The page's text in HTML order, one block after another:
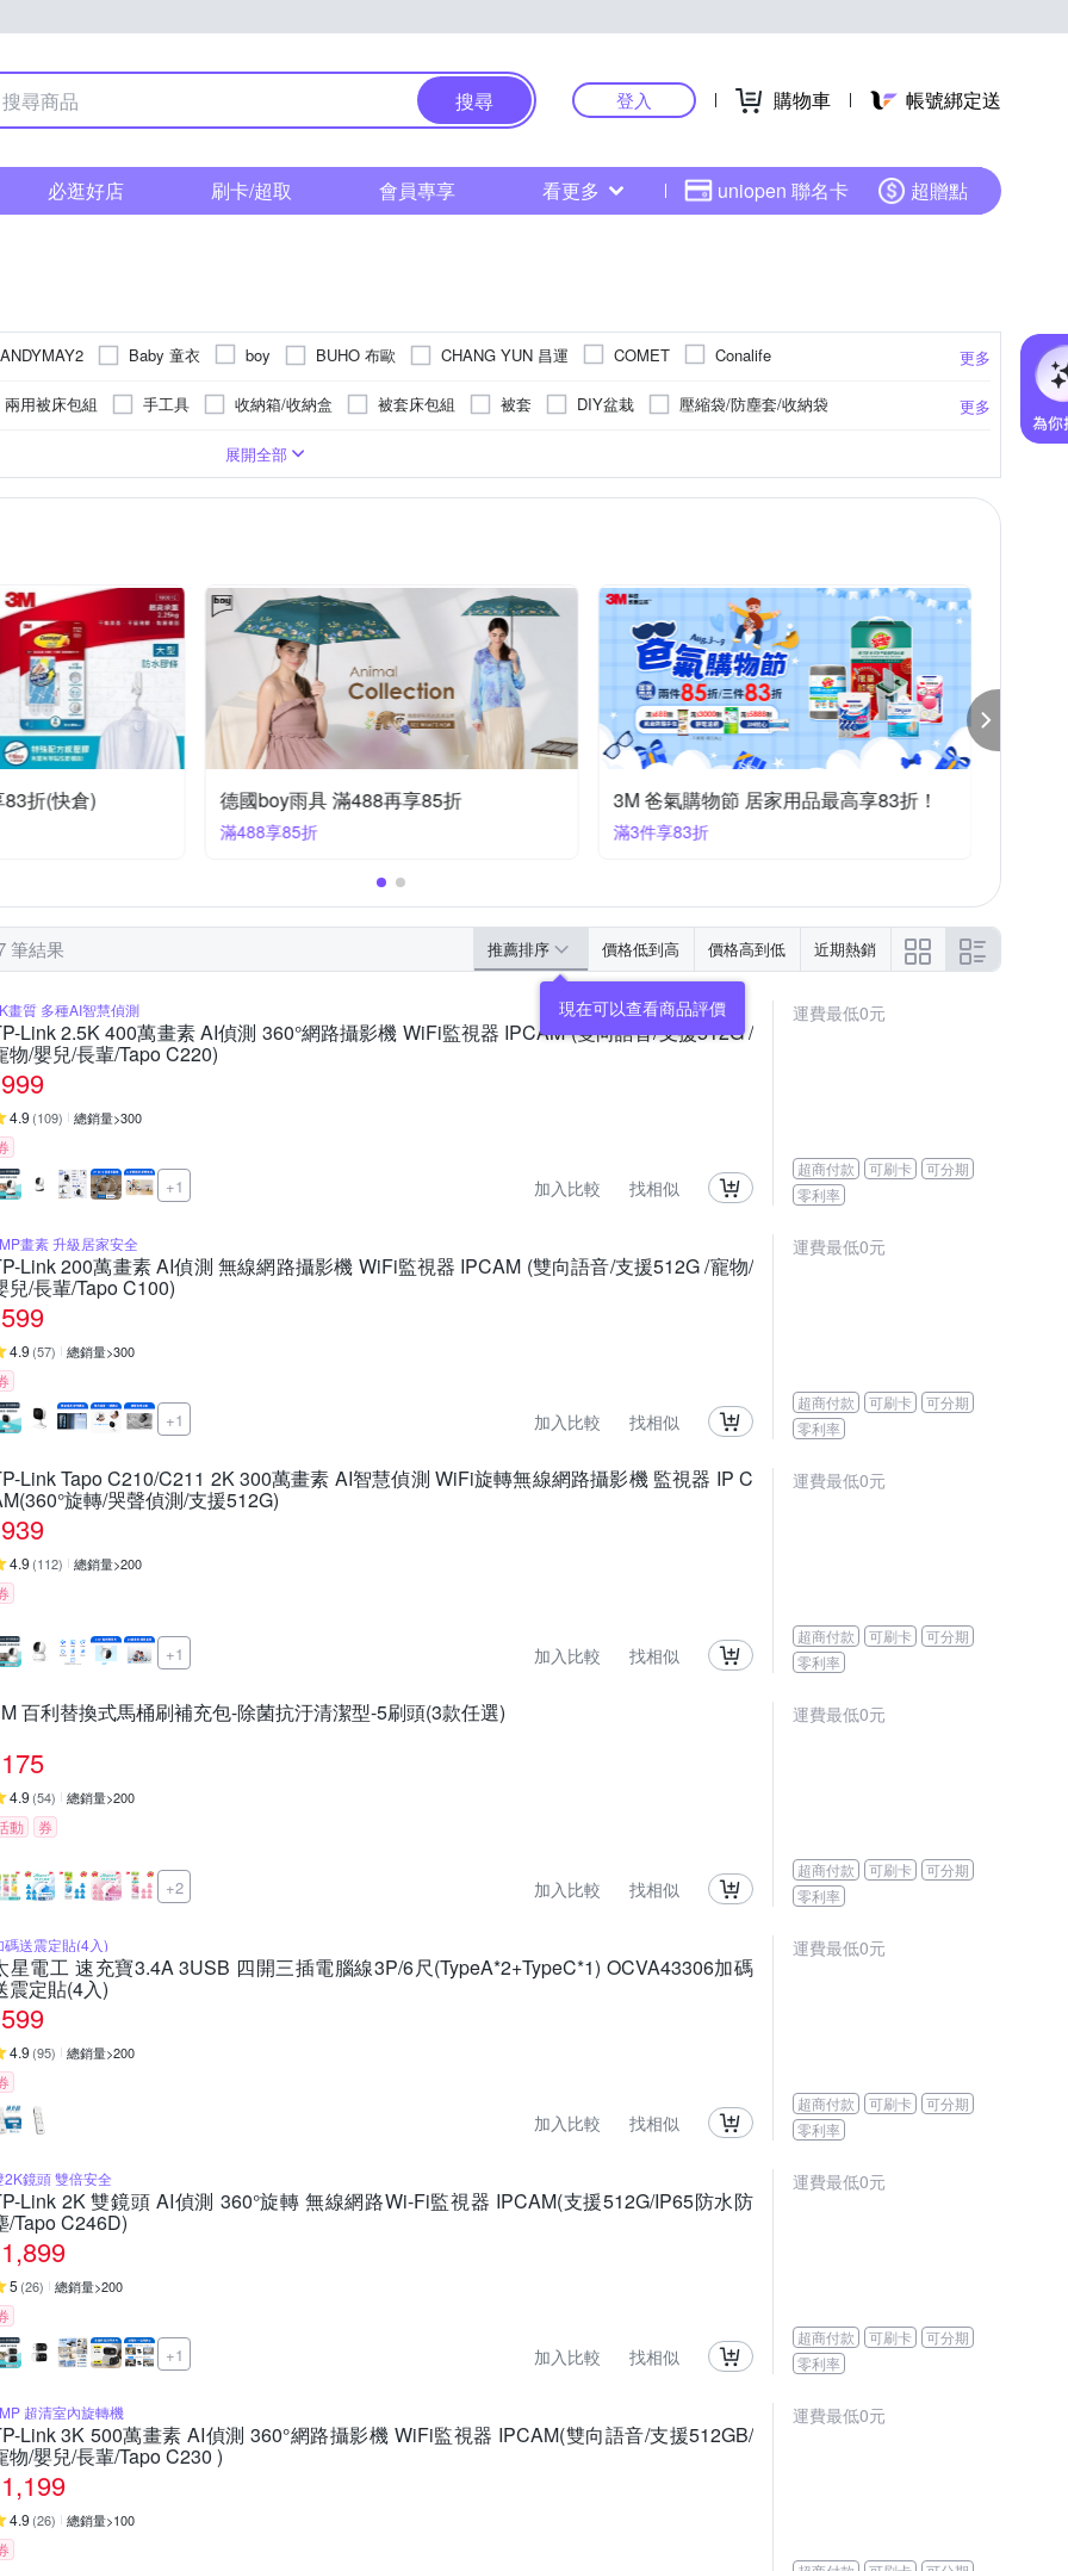
搜尋 登入 購物車 帳號綁定送
必逛好店 刷卡/超取 會員專享 看更多 uniopen 聯名卡 超贈點
更多
ANDYMAY2 Baby 童衣 boy BUHO 布歐 CHANG YUN 昌運 COMET
Conalife
迪士尼
Dahua 大華 DanceLight 舞光 DEWALT 得偉 DUYAN 竹漾 E.City EZlife
rainstory Reddot 紅點生活 SANRIO 三麗鷗 SunFlower 三花 SHIMOYAMA 霜山
Stanley
康
更多
兩用被床包組 手工具 收納箱/收納盒 被套床包組 被套 DIY盆栽
壓縮袋/防塵套/收納袋
園藝小工具
風水擺件
收納籃 地墊/防滑墊 一般插頭 種子 風水法器 科技纖維
螺絲起子
收納袋 毛巾
斗篷雨衣
牙刷架/牙膏架 放大鏡 門檔 沐浴球/沐浴手套/沐浴巾/沐浴棉
萊賽爾纖維
家宅化煞/擋煞 招貴人防小人
單框
雙開 可站立
展開全部
折(快倉) 德國boy雨具 滿488再享85折
滿488享85折
3M 爸氣購物節 居家用品最高享83折！
滿3件享83折
筆結果 推薦排序 價格低到高 價格高到低 近期熱銷
畫質 多種AI智慧偵測
Link 2.5K 400萬畫素 AI偵測 360°網路攝影機 WiFi監視器 IPCAM (雙向語音/支援512G /
物/嬰兒/長輩/Tapo C220)
999
4.9 (109) 總銷量>300
+1 加入比較 找相似
運費最低0元
超商付款 可刷卡
可分期
零利率
畫素 升級居家安全
Link 200萬畫素 AI偵測 無線網路攝影機 WiFi監視器 IPCAM (雙向語音/支援512G /寵物/
兒/長輩/Tapo C100)
599
4.9 (57) 總銷量>300
+1 加入比較 找相似
運費最低0元
超商付款 可刷卡
可分期
零利率
Link Tapo C210/C211 2K 300萬畫素 AI智慧偵測 WiFi旋轉無線網路攝影機 監視器 IP C
旋轉/哭聲偵測/支援512G)
939
4.9 (112) 總銷量>200
+1 加入比較 找相似
運費最低0元
超商付款 可刷卡
可分期
零利率
百利替換式馬桶刷補充包-除菌抗汙清潔型-5刷頭(3款任選)
175
4.9 (54) 總銷量>200
動 券
+2 加入比較 找相似
運費最低0元
超商付款 可刷卡
可分期
零利率
碼送震定貼(4入)
星電工 速充寶3.4A 3USB 四開三插電腦線3P/6尺(TypeA*2+TypeC*1) OCVA43306加碼
震定貼(4入)
599
4.9 (95) 總銷量>200
加入比較 找相似
運費最低0元
超商付款 可刷卡
可分期
零利率
2K鏡頭 雙倍安全
Link 2K 雙鏡頭 AI偵測 360°旋轉 無線網路Wi-Fi監視器 IPCAM(支援512G/IP65防水防
/Tapo C246D)
1,899
5 (26) 總銷量>200
+1 加入比較 找相似
運費最低0元
超商付款 可刷卡
可分期
零利率
超清室內旋轉機
Link 3K 500萬畫素 AI偵測 360°網路攝影機 WiFi監視器 IPCAM(雙向語音/支援512GB/
物/嬰兒/長輩/Tapo C230 )
1,199
4.9 (26) 總銷量>100
運費最低0元